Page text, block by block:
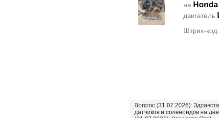
на
двигатель
Штрих-
Вопрос (31.07.2026):
датчиков и соленоидов на